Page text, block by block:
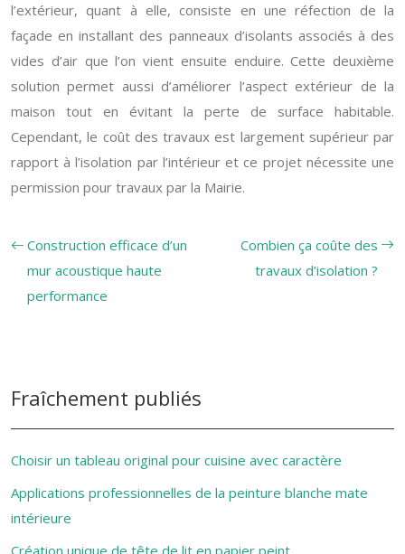
l’extérieur, quant à elle, consiste en une réfection de la
façade en installant des panneaux d’isolants associés à des
vides d’air que l’on vient ensuite enduire. Cette deuxième
solution permet aussi d’améliorer l’aspect extérieur de la
maison tout en évitant la perte de surface habitable.
Cependant, le coût des travaux est largement supérieur par
rapport à l’isolation par l’intérieur et ce projet nécessite une
permission pour travaux par la Mairie.
Construction efficace d’un
mur acoustique haute
performance
Combien ça coûte des
travaux d’isolation ?
Fraîchement publiés
Choisir un tableau original pour cuisine avec caractère
Applications professionnelles de la peinture blanche mate
intérieure
Création unique de tête de lit en papier peint